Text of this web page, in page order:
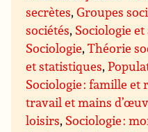
secrètes,Groupes
sociétés, Sociologie
Sociologie,Théorie
et statistiques,
Sociologie : famille et
travail et mains
loisirs, Sociologie :